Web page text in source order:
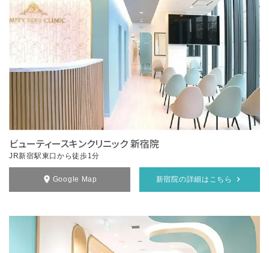
ビューティースキンクリニック 新宿院
JR新宿駅東口から徒歩1分
Google Map 新宿院の詳細はこちら